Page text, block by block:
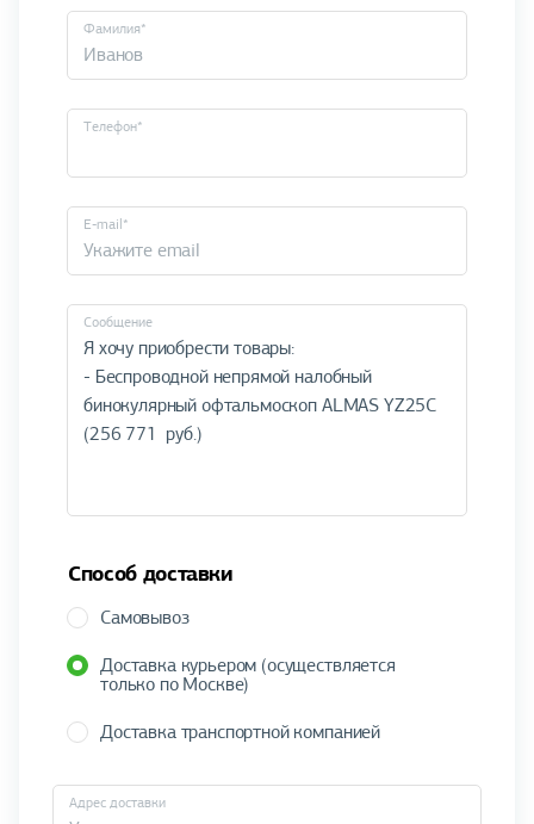
Фамилия*
Телефон*
E-mail*
Cообщение
Способ доставки
Самовывоз
Доставка курьером (осуществляется
только по Москве)
Доставка транспортной компанией
Адрес доставки